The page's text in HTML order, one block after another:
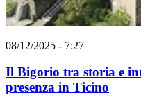
08/12/2025 - 7:27
Il Bigorio tra storia e
presenza in Ticino